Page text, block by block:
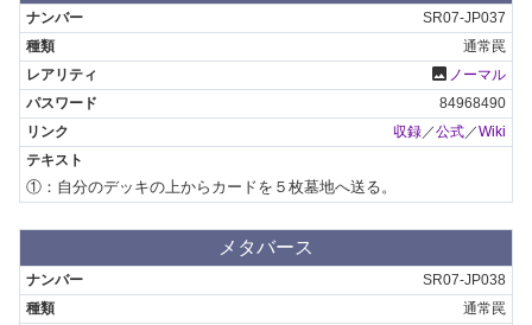
SR07-JP037
通常罠
photo ノーマル
84968490
収録／公式／Wiki
①：自分のデッキの上からカードを５枚墓地へ送る。
メタバース
SR07-JP038
通常罠